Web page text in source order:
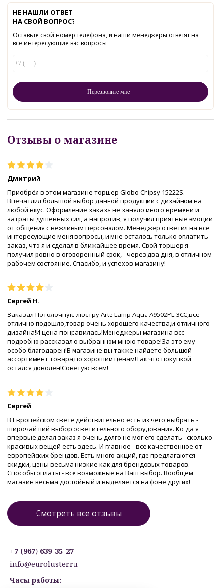
НЕ НАШЛИ ОТВЕТ
НА СВОЙ ВОПРОС?
Оставьте свой номер телефона, и наши менеджеры ответят на
все интересующие вас вопросы
Отзывы о магазине
Дмитрий
Приобрёл в этом магазине торшер Globo Chipsy 15222S.
Впечатлил большой выбор данной продукции с дизайном на
любой вкус. Оформление заказа не заняло много времени и
затраты душевных сил, а напротив, я получил приятные эмоции
от общения с вежливым персоналом. Менеджер ответил на все
интересующие меня вопросы, и мне осталось только оплатить
заказ, что я и сделал в ближайшее время. Свой торшер я
получил ровно в оговоренный срок, - через два дня, в отличном
рабочем состояние. Спасибо, и успехов магазину!
Сергей Н.
Заказал Потолочную люстру Arte Lamp Aqua A9502PL-3CC,все
отлично подошло,товар очень хорошего качества,и отличного
дизайна!И цена понравилась!Менеджеры магазина все
подробно рассказал о выбранном мною товаре!За это ему
особо благодарен!В магазине вы также найдете большой
ассортимент товара,по хорошим ценам!Так что покупкой
остался доволен!Советую всем!
Сергей
В Европейском свете действительно есть из чего выбрать -
широчайший выбор осветительного оборудования. Когда я
впервые делал заказ я очень долго не мог его сделать - сколько
красивых вещей есть здесь. И главное - все качественное от
европейских брендов. Есть много акций, где предлагаются
скидки, цены весьма низкие как для брендовых товаров.
Способы оплаты - все возможные на Ваш выбор. Вообщем
магазин весьма достойный и выделяется на фоне других!
Смотреть все отзывы
+7 (967) 639-35-27
info@euroluster.ru
Часы работы: